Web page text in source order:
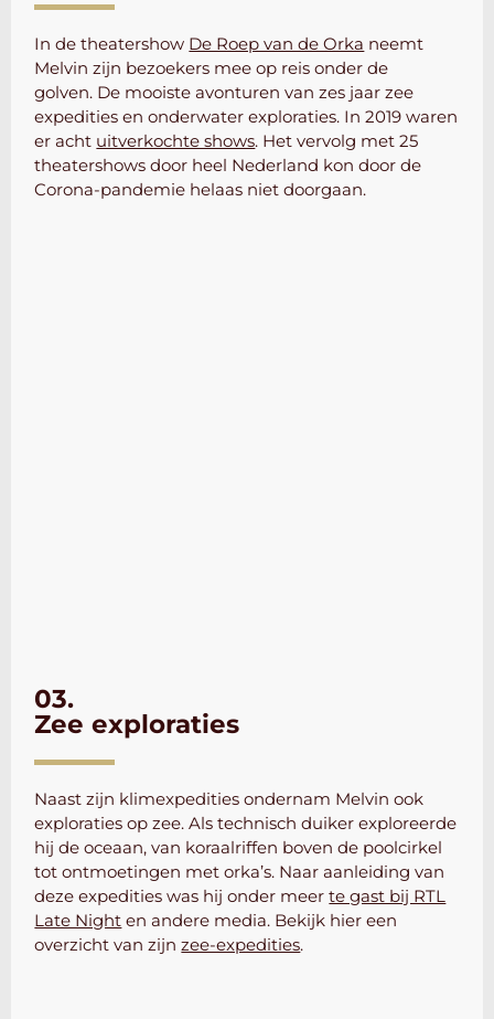
In de theatershow De Roep van de Orka neemt
Melvin zijn bezoekers mee op reis onder de
golven. De mooiste avonturen van zes jaar zee
expedities en onderwater exploraties. In 2019 waren
er acht uitverkochte shows. Het vervolg met 25
theatershows door heel Nederland kon door de
Corona-pandemie helaas niet doorgaan.
03.
Zee exploraties
Naast zijn klimexpedities ondernam Melvin ook
exploraties op zee. Als technisch duiker exploreerde
hij de oceaan, van koraalriffen boven de poolcirkel
tot ontmoetingen met orka’s. Naar aanleiding van
deze expedities was hij onder meerte gast bij RTL
Late Night en andere media. Bekijk hier een
overzicht van zijnzee-expedities.